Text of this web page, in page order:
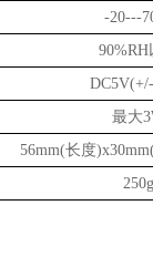
-20---
90%RH
最大
56mm(长度
250g